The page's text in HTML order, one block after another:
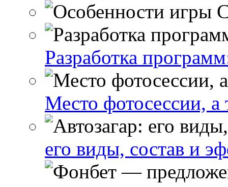
Разработка
Место фотосессии, а
его виды, состав и